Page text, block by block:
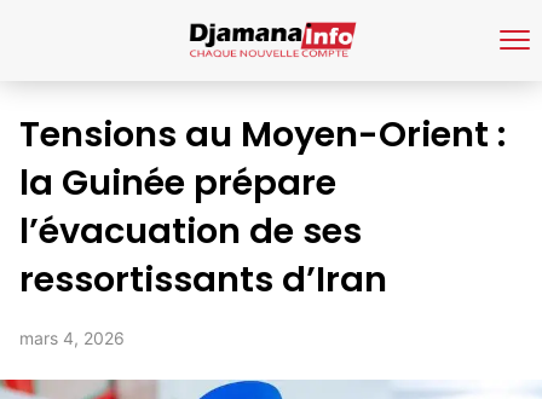
Tensions au Moyen-Orient :
la Guinée prépare
l’évacuation de ses
ressortissants d’Iran
mars 4, 2026